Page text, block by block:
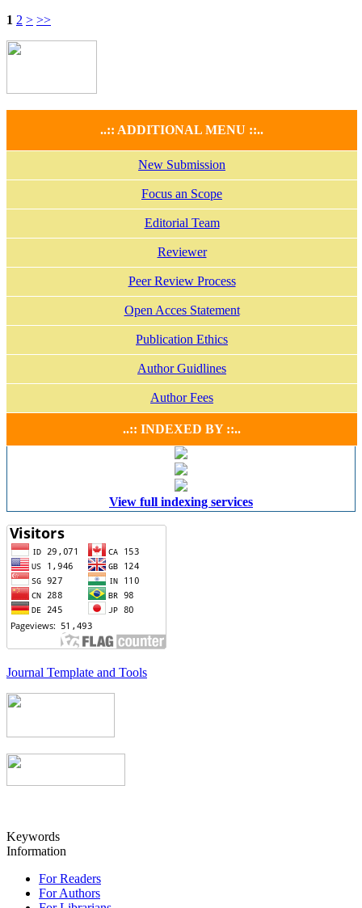
1 2 > >>
..:: ADDITIONAL MENU ::..
New Submission
Focus an Scope
Editorial Team
Reviewer
Peer Review Process
Open Acces Statement
Publication Ethics
Author Guidlines
Author Fees
..:: INDEXED BY ::..
View full indexing services
Journal Template and Tools
Keywords
Information
For Readers
For Authors